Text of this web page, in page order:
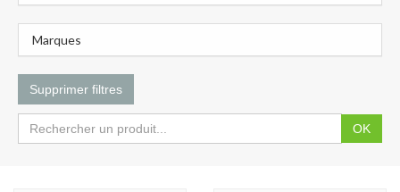
Marques
Supprimer filtres
OK